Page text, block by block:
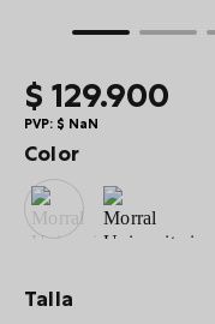
$ 129.900
PVP: $ NaN
Talla
Color